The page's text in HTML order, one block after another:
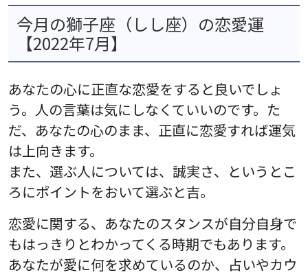
今月の獅子座（しし座）の恋愛運
【2022年7月】
あなたの心に正直な恋愛をすると良いでしょ
う。人の言葉は気にしなくていいのです。た
だ、あなたの心のまま、正直に恋愛すれば運気
は上向きます。
また、選ぶ人については、誠実さ、というとこ
ろにポイントをおいて選ぶと吉。
恋愛に関する、あなたのスタンスが自分自身で
もはっきりとわかってくる時期でもあります。
あなたが愛に何を求めているのか、占いやカウ